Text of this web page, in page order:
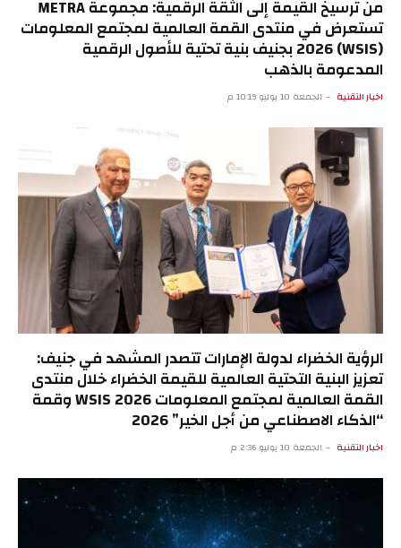
من ترسيخ القيمة إلى الثقة الرقمية: مجموعة METRA
تستعرض في منتدى القمة العالمية لمجتمع المعلومات
(WSIS) 2026 بجنيف بنية تحتية للأصول الرقمية
المدعومة بالذهب
اخبار التقنية الجمعة 10 يوليو 10:19 م
الرؤية الخضراء لدولة الإمارات تتصدر المشهد في جنيف:
تعزيز البنية التحتية العالمية للقيمة الخضراء خلال منتدى
القمة العالمية لمجتمع المعلومات WSIS 2026 وقمة
“الذكاء الاصطناعي من أجل الخير” 2026
اخبار التقنية الجمعة 10 يوليو 2:36 م